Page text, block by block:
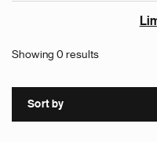
Showing 0 results
Sort by